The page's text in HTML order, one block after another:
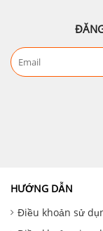
HƯỚNG DẪN
Điều khoản sử